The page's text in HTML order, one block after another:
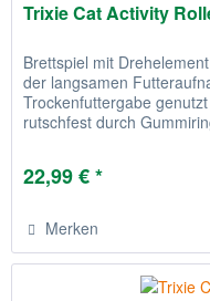
Trixie Cat Activity
Brettspiel mit
der langsamen
Trockenfuttergabe
rutschfest durch
22,99 € *
Merken